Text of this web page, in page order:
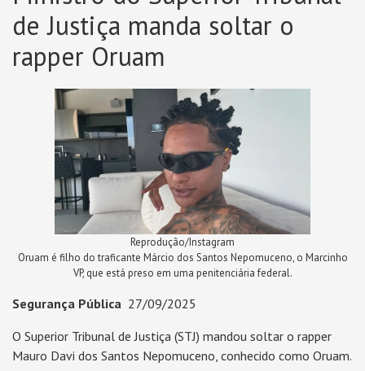
de Justiça manda soltar o
rapper Oruam
Reprodução/Instagram
Oruam é filho do traficante Márcio dos Santos Nepomuceno, o Marcinho
VP, que está preso em uma penitenciária federal.
Segurança Pública 27/09/2025
O Superior Tribunal de Justiça (STJ) mandou soltar o rapper
Mauro Davi dos Santos Nepomuceno, conhecido como Oruam.